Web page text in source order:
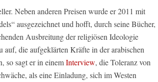
Neben anderen Preisen wurde er 2011 mit
ausgezeichnet und hofft, durch seine Bücher,
Ausbreitung der religiösen Ideologie
die aufgeklärten Kräfte in der arabischen
so sagt er in einemInterview, die Toleranz von
als eine Einladung, sich im Westen